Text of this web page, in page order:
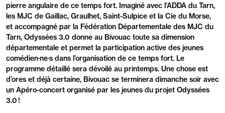
pierre angulaire de ce temps fort. Imaginé avec l’ADDA du Tarn,
les MJC de Gaillac, Graulhet, Saint-Sulpice et la Cie du Morse,
et accompagné par la Fédération Départementale des MJC du
Tarn, Odyssées 3.0 donne au Bivouac toute sa dimension
départementale et permet la participation active des jeunes
comédien·ne·s dans l’organisation de ce temps fort. Le
programme détaillé sera dévoilé au printemps. Une chose est
d’ores et déjà certaine, Bivouac se terminera dimanche soir avec
un Apéro-concert organisé par les jeunes du projet Odyssées
3.0 !